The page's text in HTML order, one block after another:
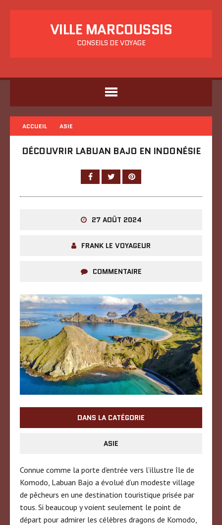
VILLE MARCOUSSIS
CONSEILS DE VOYAGE
ACCUEIL ASIE
DÉCOUVRIR LABUAN BAJO EN INDONÉSIE
27 AOÛT 2024
FRANK LE VOYAGEUR
COMMENTAIRE
DANS LA CATÉGORIE
ASIE
Connue comme la porte d’entrée vers l’illustre île de
Komodo, Labuan Bajo a évolué d’un modeste village
de pêcheurs en une destination touristique prisée par
tous. Si beaucoup y voient seulement le point de
départ pour admirer les célèbres dragons de Komodo,